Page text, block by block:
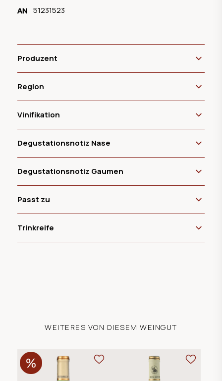
51231523
Produzent
Region
Vinifikation
Degustationsnotiz Nase
Degustationsnotiz Gaumen
Passt zu
Trinkreife
WEITERES VON DIESEM WEINGUT